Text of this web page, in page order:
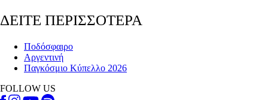
ΔΕΙΤΕ ΠΕΡΙΣΣΟΤΕΡΑ
Ποδόσφαιρο
Αργεντινή
Παγκόσμιο Κύπελλο 2026
FOLLOW US